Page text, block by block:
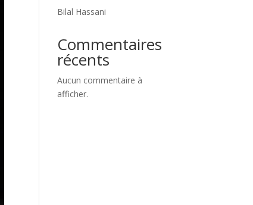
Bilal Hassani
Commentaires
récents
Aucun commentaire à
afficher.